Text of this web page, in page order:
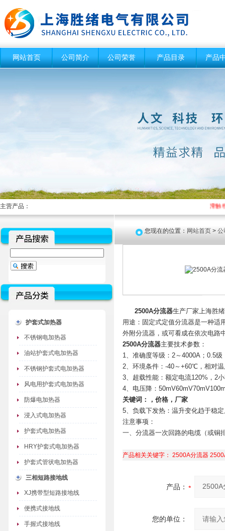
网站首页 公司简介 公司荣誉 产品目录 产品
主营产品： 滑触线
护套式加热器
不锈钢电加热器
油站护套式电加热器
不锈钢护套式电加热器
风电用护套式电加热器
防爆电加热器
浸入式电加热器
护套式电加热器
HRY护套式电加热器
护套式管状电加热器
三相短路接地线
XJ携带型短路接地线
便携式接地线
手握式接地线
您现在的位置： 网站首页 > 公
2500A分流器生产厂家上海胜
用途：固定式定值分流器是一种适
外附分流器，或可看成在依次电路
2500A分流器主要技术参数：
1、准确度等级：2～4000A；0.5
2、环境条件：-40～+60℃，相对
3、超载性能：额定电流120%，2
4、电压降：
关键词：， 价格，厂家
5、负载下发热：温升变化趋于稳
注意事项：
一、分流器一次回路的电缆（或铜
产品相关关键字： 2500A分流器
产品：
您的单位：